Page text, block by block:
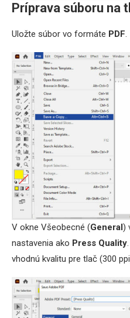
Príprava súboru na
Uložte súbor vo formáte PDF.
V okne Všeobecné (General)
nastavenia ako Press Quality
vhodnú kvalitu pre tlač (300